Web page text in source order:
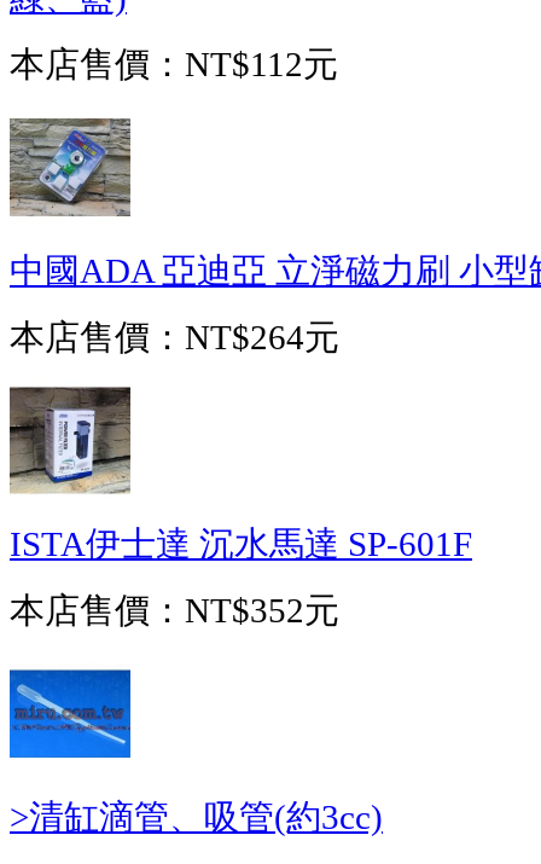
本店售價： NT$112元
中國ADA 亞迪亞 立淨磁力刷 小型
本店售價： NT$264元
ISTA伊士達 沉水馬達 SP-601F
本店售價： NT$352元
>清缸滴管、吸管(約3cc)